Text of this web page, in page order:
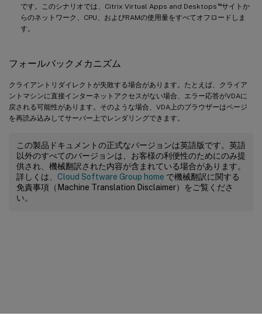
です。このシナリオでは、Citrix Virtual Apps and Desktops ™サイトか
らのネットワーク、CPU、およびRAMの使用量をすべてオフロードしま
す。
フォールバックメカニズム
クライアントリダイレクトが失敗する場合があります。たとえば、クライア
ントマシンに直接インターネットアクセスがない場合、エラー応答がVDAに
戻される可能性があります。そのような場合、VDA上のブラウザーはページ
を再読み込みしてサーバー上でレンダリングできます。
この製品ドキュメントの正式なバージョンは英語版です。英語
以外のすべてのバージョンは、お客様の利便性のためにのみ提
供され、機械翻訳された内容が含まれている場合があります。
詳しくは、 Cloud Software Group home で機械翻訳に関する
免責事項（Machine Translation Disclaimer）をご覧くださ
い。